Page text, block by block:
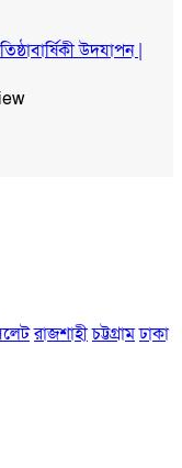
উদযাপন |
রাজশাহীচট্টগ্রামঢাকা